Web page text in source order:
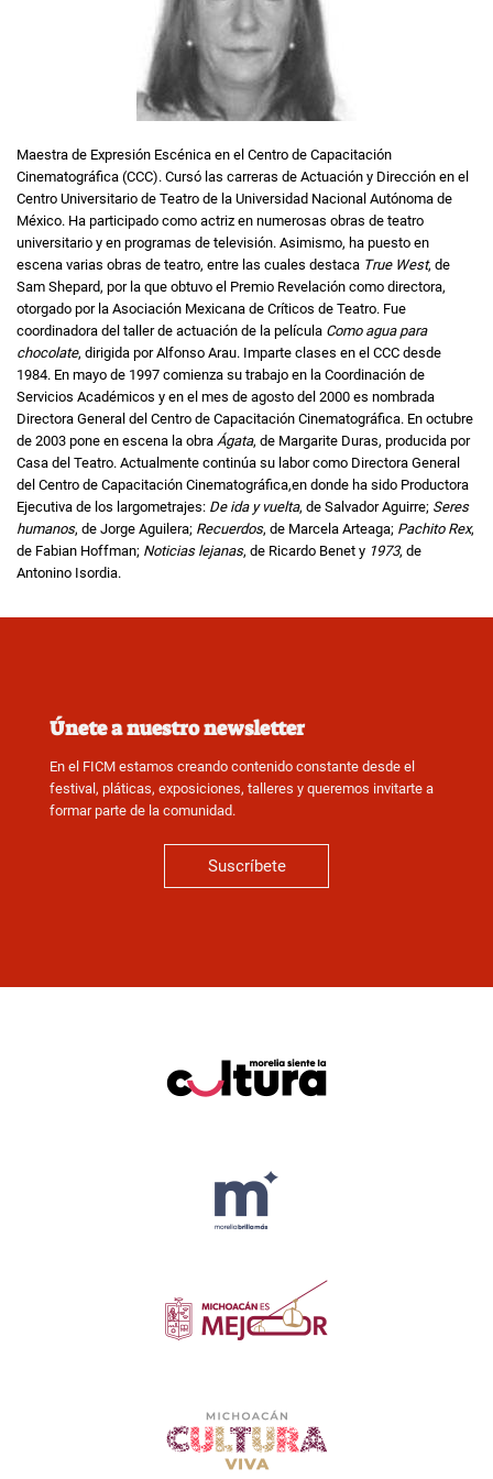
Maestra de Expresión Escénica en el Centro de Capacitación
Cinematográfica (CCC). Cursó las carreras de Actuación y Dirección en el
Centro Universitario de Teatro de la Universidad Nacional Autónoma de
México. Ha participado como actriz en numerosas obras de teatro
universitario y en programas de televisión. Asimismo, ha puesto en
escena varias obras de teatro, entre las cuales destaca True West, de
Sam Shepard, por la que obtuvo el Premio Revelación como directora,
otorgado por la Asociación Mexicana de Críticos de Teatro. Fue
coordinadora del taller de actuación de la película Como agua para
chocolate, dirigida por Alfonso Arau. Imparte clases en el CCC desde
1984. En mayo de 1997 comienza su trabajo en la Coordinación de
Servicios Académicos y en el mes de agosto del 2000 es nombrada
Directora General del Centro de Capacitación Cinematográfica. En octubre
de 2003 pone en escena la obra Ágata, de Margarite Duras, producida por
Casa del Teatro. Actualmente continúa su labor como Directora General
del Centro de Capacitación Cinematográfica,en donde ha sido Productora
Ejecutiva de los largometrajes: De ida y vuelta, de Salvador Aguirre; Seres
humanos, de Jorge Aguilera; Recuerdos, de Marcela Arteaga; Pachito Rex,
de Fabian Hoffman; Noticias lejanas, de Ricardo Benet y 1973, de
Antonino Isordia.
Únete a nuestro newsletter
En el FICM estamos creando contenido constante desde el
festival, pláticas, exposiciones, talleres y queremos invitarte a
formar parte de la comunidad.
Suscríbete